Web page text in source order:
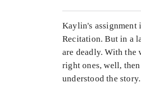
Kaylin's assignment
Recitation. But in a
are deadly. With the
right ones, well,
understood the story.